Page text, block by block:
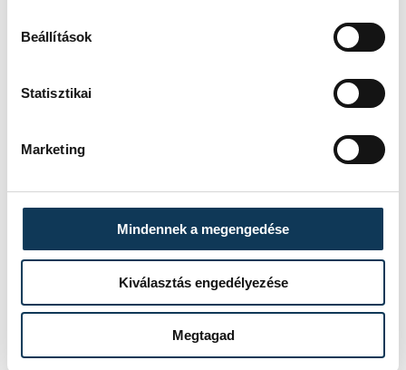
Beállítások
Statisztikai
Marketing
Mindennek a megengedése
Kiválasztás engedélyezése
Megtagad